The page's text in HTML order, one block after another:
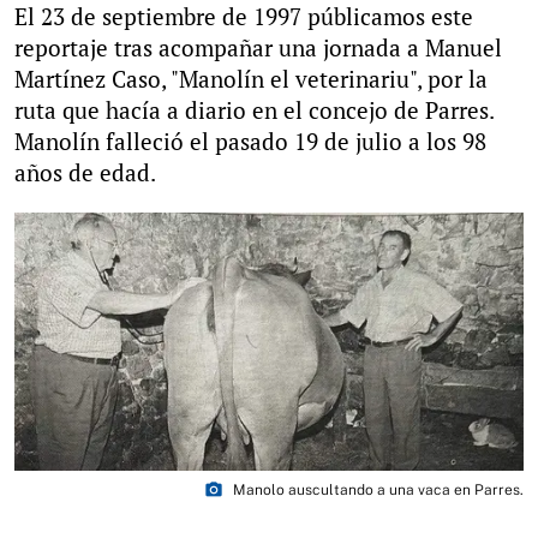
El 23 de septiembre de 1997 públicamos este
reportaje tras acompañar una jornada a Manuel
Martínez Caso, "Manolín el veterinariu", por la
ruta que hacía a diario en el concejo de Parres.
Manolín falleció el pasado 19 de julio a los 98
años de edad.
photo_camera Manolo auscultando a una vaca en Parres.